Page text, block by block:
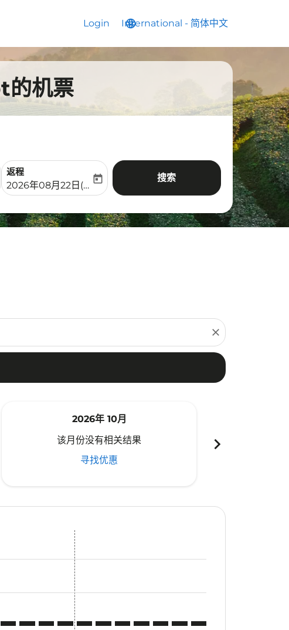
Login language
International - 简体中文
keyboard_arrow_down
的机票
aria-label
返程
fc-booking-return-date-aria-label
2026年08月22日(周六)
today 搜索
close
2026年 10月
该月份没有相关结果
寻找优惠
chevron_right
寻找优惠
disclaimer. 寻找优惠
offers-disclaimer. 寻找优惠
view-offers-disclaimer. 寻找优惠
cmp-view-offers-disclaimer. 寻找优惠
cmp-view-offers-disclaimer. 寻找优惠
LBJ–CEI: cmp-view-offers-disclaimer. 寻找优惠
LBJ–CEI: cmp-view-offers-disclaimer. 寻找优惠
LBJ–CEI: cmp-view-offers-disclaimer. 寻找优惠
LBJ–CEI: cmp-view-offers-disclaimer. 寻找优惠